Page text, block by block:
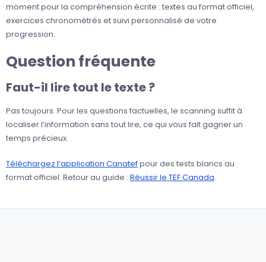
moment pour la compréhension écrite : textes au format officiel,
exercices chronométrés et suivi personnalisé de votre
progression.
Question fréquente
Faut-il lire tout le texte ?
Pas toujours. Pour les questions factuelles, le scanning suffit à
localiser l’information sans tout lire, ce qui vous fait gagner un
temps précieux.
Téléchargez l’application Canatefpour des tests blancs au
format officiel. Retour au guide : Réussir le TEF Canada.